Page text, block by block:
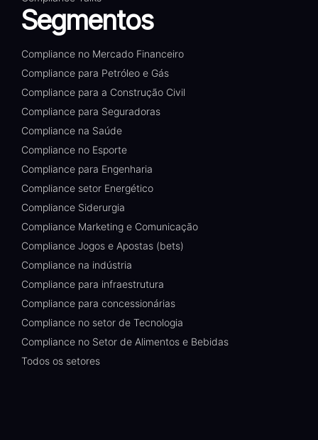
Segmentos
Compliance no Mercado Financeiro
Compliance para Petróleo e Gás
Compliance para a Construção Civil
Compliance para Seguradoras
Compliance na Saúde
Compliance no Esporte
Compliance para Engenharia
Compliance setor Energético
Compliance Siderurgia
Compliance Marketing e Comunicação
Compliance Jogos e Apostas (bets)
Compliance na indústria
Compliance para infraestrutura
Compliance para concessionárias
Compliance no setor de Tecnologia
Compliance no Setor de Alimentos e Bebidas
Todos os setores